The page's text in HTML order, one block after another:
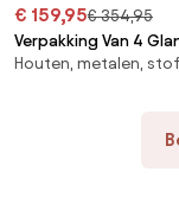
€ 159,95€ 354,95
Verpakking Van 4
Krukken Beige –
Houten, metalen,